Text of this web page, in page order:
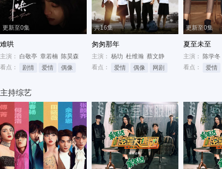
更新至0集
难哄
主演： 白敬亭 章若楠 陈昊森
看点：
剧情 爱情 偶像
共16集
匆匆那年
主演： 杨玏 杜维瀚 蔡文静
看点：
爱情 偶像 网剧
更新至0集
夏至未至
主演： 陈学冬
看点：
爱情
主持综艺